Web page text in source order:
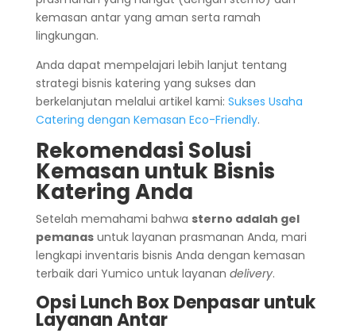
kemasan antar yang aman serta ramah
lingkungan.
Anda dapat mempelajari lebih lanjut tentang
strategi bisnis katering yang sukses dan
berkelanjutan melalui artikel kami: Sukses Usaha
Catering dengan Kemasan Eco-Friendly.
Rekomendasi Solusi
Kemasan untuk Bisnis
Katering Anda
Setelah memahami bahwa sterno adalah gel
pemanasuntuk layanan prasmanan Anda, mari
lengkapi inventaris bisnis Anda dengan kemasan
terbaik dari Yumico untuk layanan delivery.
Opsi Lunch Box Denpasar untuk
Layanan Antar